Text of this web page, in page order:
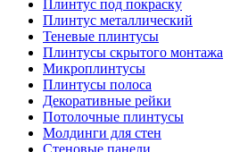
Плинтус под покраску
Плинтус металлический
Теневые плинтусы
Плинтусы скрытого монтажа
Микроплинтусы
Плинтусы полоса
Декоративные рейки
Потолочные плинтусы
Молдинги для стен